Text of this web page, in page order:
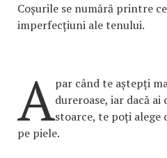
Coșurile se numără printre
imperfecțiuni ale tenului.
Apar când te aștepți
dureroase, iar dacă
stoarce, te poți
pe piele.